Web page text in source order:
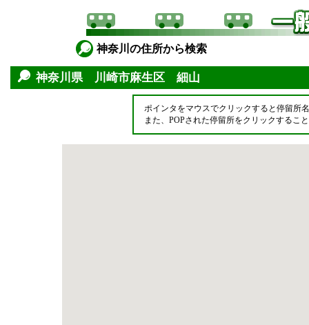
神奈川の住所から検索
神奈川県 川崎市麻生区 細山
ポインタをマウスでクリックすると停留所
また、POPされた停留所をクリックするこ